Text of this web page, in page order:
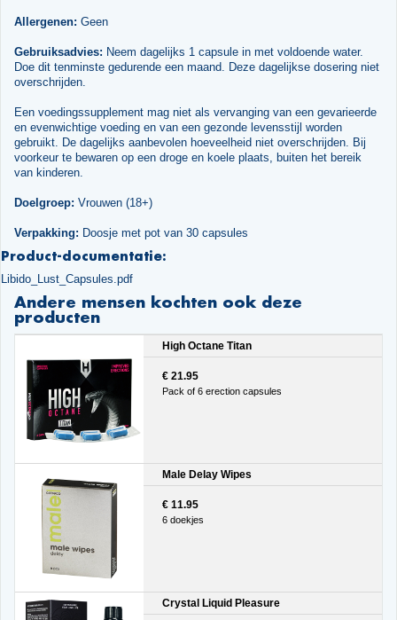
Allergenen: Geen
Gebruiksadvies: Neem dagelijks 1 capsule in met voldoende water.
Doe dit tenminste gedurende een maand. Deze dagelijkse dosering niet
overschrijden.
Een voedingssupplement mag niet als vervanging van een gevarieerde
en evenwichtige voeding en van een gezonde levensstijl worden
gebruikt. De dagelijks aanbevolen hoeveelheid niet overschrijden. Bij
voorkeur te bewaren op een droge en koele plaats, buiten het bereik
van kinderen.
Doelgroep: Vrouwen (18+)
Verpakking: Doosje met pot van 30 capsules
Product-documentatie:
Libido_Lust_Capsules.pdf
Andere mensen kochten ook deze
producten
High Octane Titan
€ 21.95
Pack of 6 erection capsules
Male Delay Wipes
€ 11.95
6 doekjes
Crystal Liquid Pleasure